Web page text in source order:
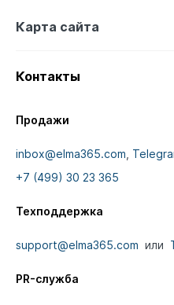
Карта сайта
Контакты
Продажи
inbox@elma365.com
+7 (499) 30 23 365
Техподдержка
support@elma365.com или
PR-служба